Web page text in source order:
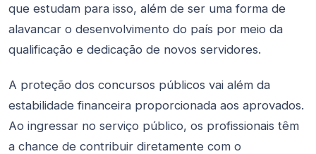
que estudam para isso, além de ser uma forma de
alavancar o desenvolvimento do país por meio da
qualificação e dedicação de novos servidores.
A proteção dos concursos públicos vai além da
estabilidade financeira proporcionada aos aprovados.
Ao ingressar no serviço público, os profissionais têm
a chance de contribuir diretamente com o